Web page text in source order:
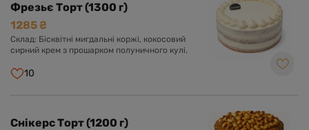
Фрезьє Торт (1300 г)
1285 ₴
Склад: Бісквітні мигдальні коржі, кокосовий
сирний крем з прошарком полуничного кулі.
10
Снікерс Торт (1200 г)